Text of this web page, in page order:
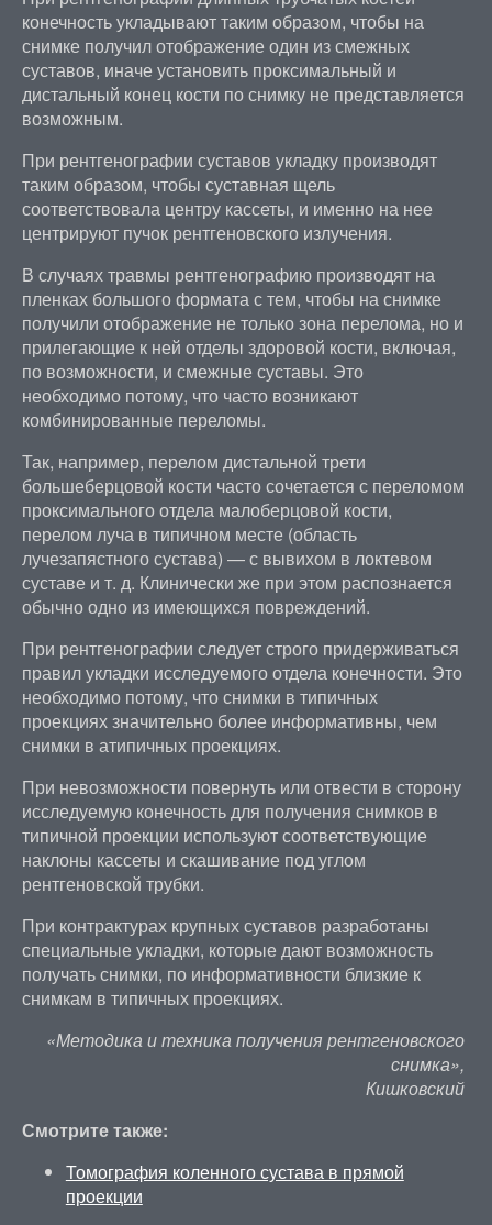
конечность укладывают таким образом, чтобы на
снимке получил отображение один из смежных
суставов, иначе установить проксимальный и
дистальный конец кости по снимку не представляется
возможным.
При рентгенографии суставов укладку производят
таким образом, чтобы суставная щель
соответствовала центру кассеты, и именно на нее
центрируют пучок рентгеновского излучения.
В случаях травмы рентгенографию производят на
пленках большого формата с тем, чтобы на снимке
получили отображение не только зона перелома, но и
прилегающие к ней отделы здоровой кости, включая,
по возможности, и смежные суставы. Это
необходимо потому, что часто возникают
комбинированные переломы.
Так, например, перелом дистальной трети
большеберцовой кости часто сочетается с переломом
проксимального отдела малоберцовой кости,
перелом луча в типичном месте (область
лучезапястного сустава) — с вывихом в локтевом
суставе и т. д. Клинически же при этом распознается
обычно одно из имеющихся повреждений.
При рентгенографии следует строго придерживаться
правил укладки исследуемого отдела конечности. Это
необходимо потому, что снимки в типичных
проекциях значительно более информативны, чем
снимки в атипичных проекциях.
При невозможности повернуть или отвести в сторону
исследуемую конечность для получения снимков в
типичной проекции используют соответствующие
наклоны кассеты и скашивание под углом
рентгеновской трубки.
При контрактурах крупных суставов разработаны
специальные укладки, которые дают возможность
получать снимки, по информативности близкие к
снимкам в типичных проекциях.
«Методика и техника получения рентгеновского
снимка»,
Кишковский
Смотрите также:
Томография коленного сустава в прямой
проекции